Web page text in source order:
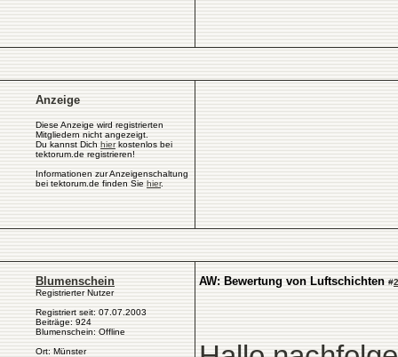
Anzeige
Diese Anzeige wird registrierten
Mitgliedern nicht angezeigt.
Du kannst Dich hierkostenlos bei
tektorum.de registrieren!
Informationen zur Anzeigenschaltung
bei tektorum.de finden Sie hier.
Blumenschein
Registrierter Nutzer
Registriert seit: 07.07.2003
Beiträge: 924
Blumenschein: Offline
Ort: Münster
AW: Bewertung von Luftschichten #2